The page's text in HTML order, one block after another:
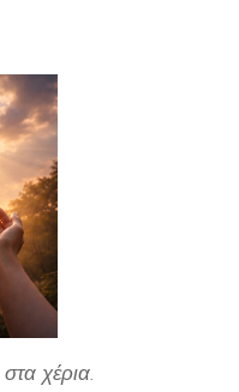
χέρια.